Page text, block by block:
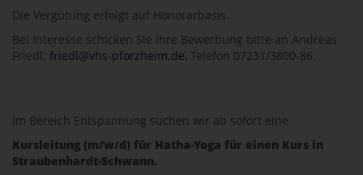
Die Vergütung erfolgt auf Honorarbasis.
Bei Interesse schicken Sie Ihre Bewerbung bitte an Andreas
Friedl: friedl@vhs-pforzheim.de, Telefon 07231/3800-86.
Im Bereich Entspannung suchen wir ab sofort eine
Kursleitung (m/w/d) für Hatha-Yoga für einen Kurs in
Straubenhardt-Schwann.